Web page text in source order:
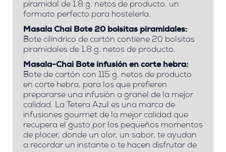
piramidal de 1.8 g. netos de producto, un
formato perfecto para hostelería.
Masala Chai Bote 20 bolsitas piramidales:
Bote cilíndrico de cartón contiene 20 bolsitas
piramidales de 1,8 g. netos de producto.
Masala-Chai Bote infusión en corte hebra:
Bote de cartón con 115 g. netos de producto
en corte hebra, para los que prefieren
prepararse una infusión a granel de la mejor
calidad. La Tetera Azul es una marca de
infusiones gourmet de la mejor calidad que
recupera el gusto por los pequeños momentos
de placer, donde un olor, un sabor, te ayudan
a recordar un instante o te hacen disfrutar de